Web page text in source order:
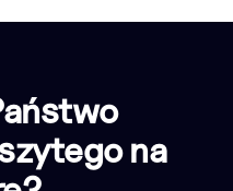
na